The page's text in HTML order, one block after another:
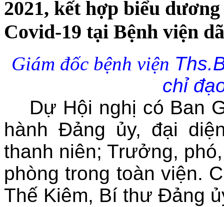
2021, kết hợp biểu
Covid-19 tại Bệnh viện
Giám đốc bệnh viện
chỉ
Dự Hội nghị có Ban
hành Đảng ủy, đại
thanh niên; Trưởng,
phòng trong toàn viện.
Thế Kiêm, Bí thư Đảng